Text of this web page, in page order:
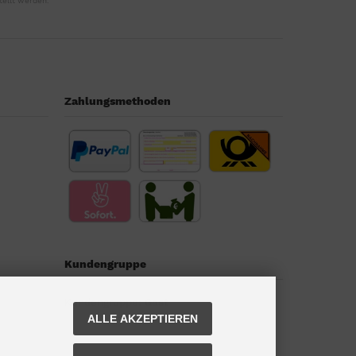
Zahlungsmethoden
Kundengruppe
Kundengruppe:Gast
ALLE AKZEPTIEREN